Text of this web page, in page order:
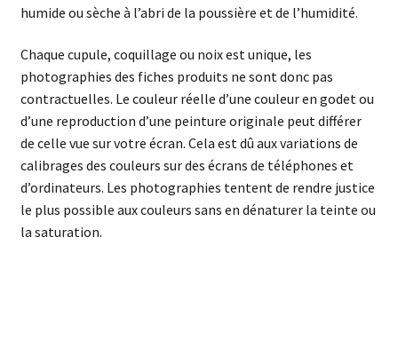
humide ou sèche à l’abri de la poussière et de l’humidité.
Chaque cupule, coquillage ou noix est unique, les
photographies des fiches produits ne sont donc pas
contractuelles. Le couleur réelle d’une couleur en godet ou
d’une reproduction d’une peinture originale peut différer
de celle vue sur votre écran. Cela est dû aux variations de
calibrages des couleurs sur des écrans de téléphones et
d’ordinateurs. Les photographies tentent de rendre justice
le plus possible aux couleurs sans en dénaturer la teinte ou
la saturation.